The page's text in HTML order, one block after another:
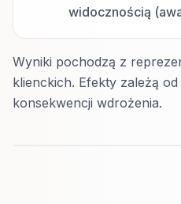
widocznością
Wyniki pochodzą z
klienckich. Efekty zależą
konsekwencji wdrożenia.